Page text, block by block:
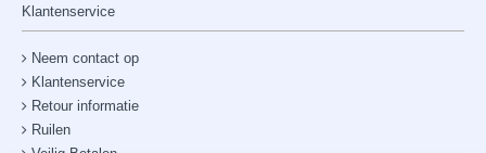
Klantenservice
Neem contact op
Klantenservice
Retour informatie
Ruilen